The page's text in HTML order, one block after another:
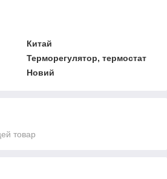
Китай
Терморегулятор, термостат
Новий
товар